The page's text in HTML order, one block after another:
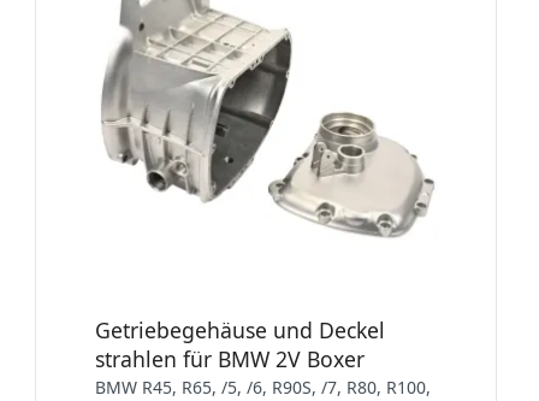
Getriebegehäuse und Deckel
strahlen für BMW 2V Boxer
BMW R45, R65, /5, /6, R90S, /7, R80, R100,